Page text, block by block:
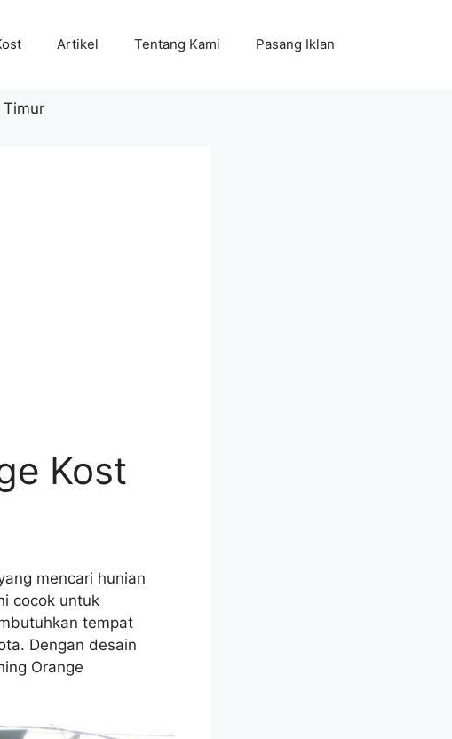
Artikel Tentang Kami Pasang Iklan
Timur
Kost
mencari hunian
cocok untuk
tempat
Dengan desain
Orange